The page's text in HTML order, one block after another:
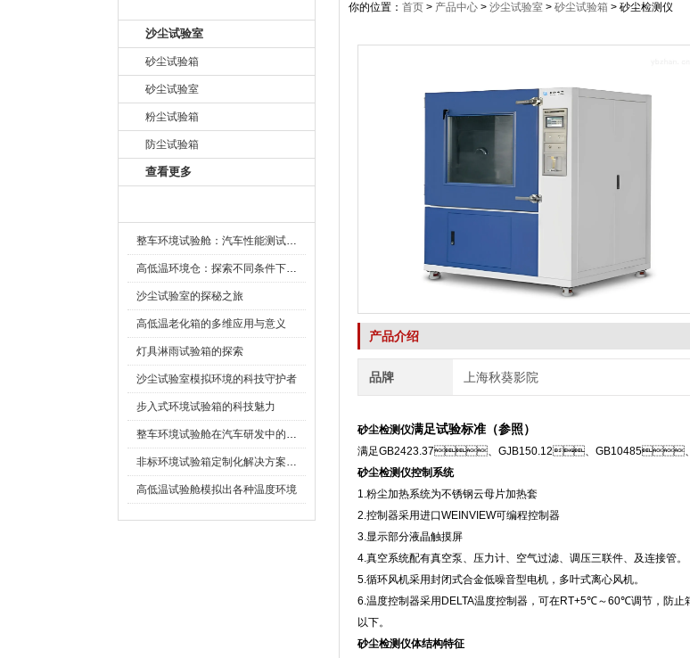
沙尘试验室
砂尘试验箱
砂尘试验室
粉尘试验箱
防尘试验箱
查看更多
整车环境试验舱：汽车性能测试的设备
高低温环境仓：探索不同条件下的科学奥秘
沙尘试验室的探秘之旅
高低温老化箱的多维应用与意义
灯具淋雨试验箱的探索
沙尘试验室模拟环境的科技守护者
步入式环境试验箱的科技魅力
整车环境试验舱在汽车研发中的作用
非标环境试验箱定制化解决方案在可靠性测试中的重要性
高低温试验舱模拟出各种温度环境
你的位置： 首页 > 产品中心 > 沙尘试验室 > 砂尘试验箱 > 砂尘检测仪
产品介绍
品牌 上海秋葵影院
砂尘检测仪满足试验标准（参照）
满足GB2423.37、GJB150.12、GB10485、
砂尘检测仪控制系统
1.粉尘加热系统为不锈钢云母片加热套
2.控制器采用进口WEINVIEW可编程控制器
3.显示部分液晶触摸屏
4.真空系统配有真空泵、压力计、空气过滤、调压三联件、及连接管。
5.循环风机采用封闭式合金低噪音型电机，多叶式离心风机。
6.温度控制器采用DELTA温度控制器，可在RT+5℃～60℃调节，
以下。
砂尘检测仪体结构特征